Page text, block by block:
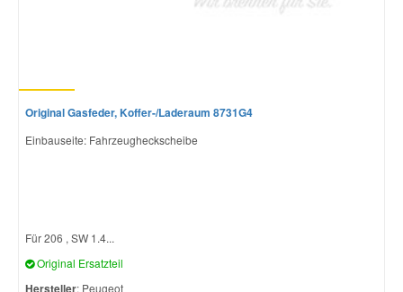
Original Gasfeder, Koffer-/Laderaum 8731G4
Einbauseite: Fahrzeugheckscheibe
Für 206 , SW 1.4...
Original Ersatzteil
Hersteller: Peugeot